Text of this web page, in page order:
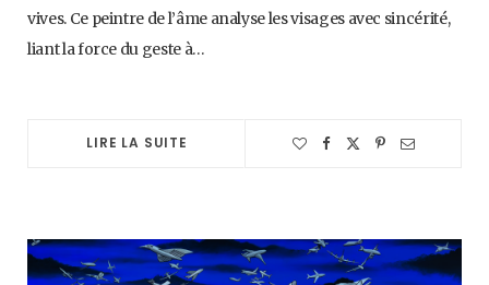
vives. Ce peintre de l’âme analyse les visages avec sincérité,
liant la force du geste à…
LIRE LA SUITE